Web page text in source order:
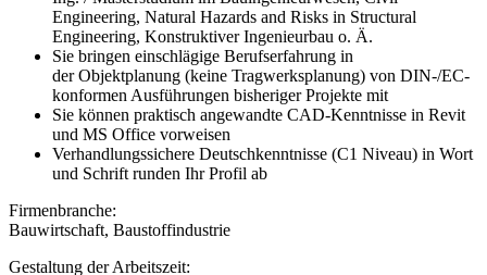
Engineering, Natural Hazards and Risks in Structural
Engineering, Konstruktiver Ingenieurbau o. Ä.
Sie bringen einschlägige Berufserfahrung in
der Objektplanung (keine Tragwerksplanung) von DIN-/EC-
konformen Ausführungen bisheriger Projekte mit
Sie können praktisch angewandte CAD-Kenntnisse in Revit
und MS Office vorweisen
Verhandlungssichere Deutschkenntnisse (C1 Niveau) in Wort
und Schrift runden Ihr Profil ab
Firmenbranche:
Bauwirtschaft, Baustoffindustrie
Gestaltung der Arbeitszeit: